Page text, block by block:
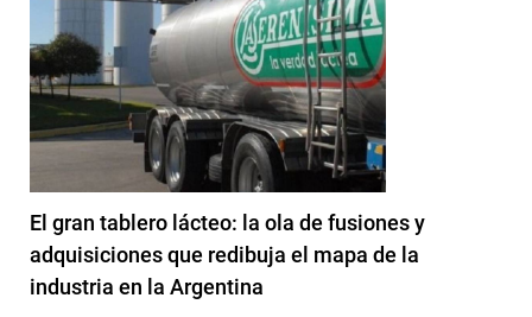
El gran tablero lácteo: la ola de fusiones y
adquisiciones que redibuja el mapa de la
industria en la Argentina